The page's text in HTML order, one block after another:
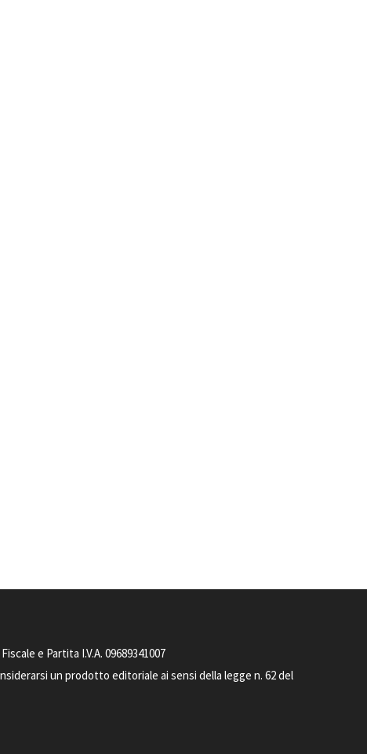
e Partita I.V.A. 09689341007
un prodotto editoriale ai sensi della legge n. 62 del